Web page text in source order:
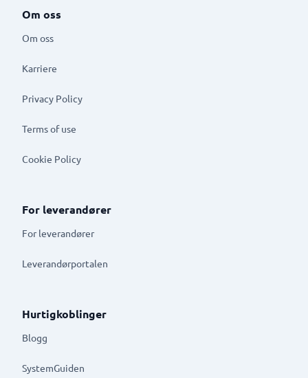
Om oss
Om oss
Karriere
Privacy Policy
Terms of use
Cookie Policy
For leverandører
For leverandører
Leverandørportalen
Hurtigkoblinger
Blogg
SystemGuiden